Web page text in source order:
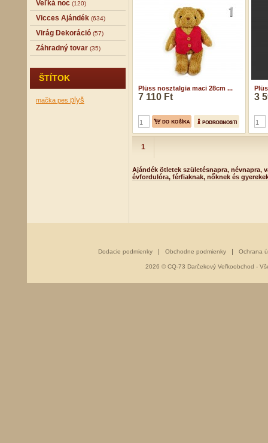
Veľká noc (120)
Vicces Ajándék (634)
Virág Dekoráció (57)
Záhradný tovar (35)
ŠTÍTOK
mačka pes plyš
Plüss nosztalgia maci 28cm ...
7 110 Ft 3
1
Ajándék ötletek születésnapra, névnapra,
évfordulóra, férfiaknak, nőknek és
Dodacie podmienky Obchodne podmienky Ochrana
2026 © CQ-73 Darčekový Veľkoobchod -